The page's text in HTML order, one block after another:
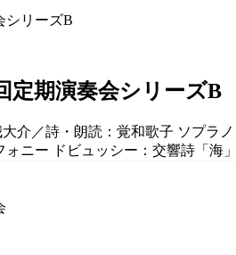
定期演奏会シリーズB
介／詩・朗読：覚和歌子 ソプ
ニー ドビュッシー：交響詩「海